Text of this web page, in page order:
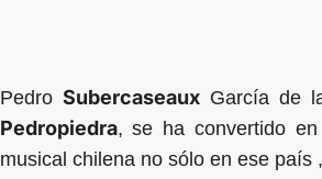
Pedro SubercaseauxGarcía de
Pedropiedra, se ha convertido
musical chilena no sólo en ese país